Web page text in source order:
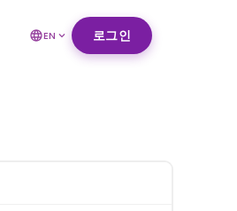
EN 로그인